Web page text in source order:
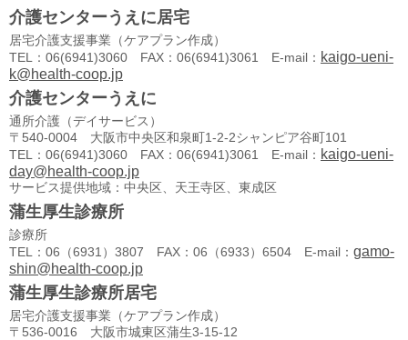
介護センターうえに居宅
居宅介護支援事業（ケアプラン作成）
TEL：06(6941)3060 FAX：06(6941)3061 E-mail： kaigo-ueni-
k@health-coop.jp
介護センターうえに
通所介護（デイサービス）
〒540-0004 大阪市中央区和泉町1-2-2シャンピア谷町101
TEL：06(6941)3060 FAX：06(6941)3061 E-mail： kaigo-ueni-
day@health-coop.jp
サービス提供地域：中央区、天王寺区、東成区
蒲生厚生診療所
診療所
TEL：06（6931）3807 FAX：06（6933）6504 E-mail： gamo-
shin@health-coop.jp
蒲生厚生診療所居宅
居宅介護支援事業（ケアプラン作成）
〒536-0016 大阪市城東区蒲生3-15-12